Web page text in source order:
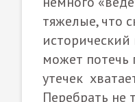
тяжелые, что
может потечь
утечек
Перебрать не